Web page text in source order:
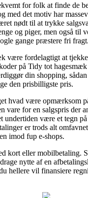
for folk at finde de
med det motiv har
nødt til at trykke
og piger, men også til
gange præstere fri fragt.
være fordelagtigt at
på Tidy tot
din shopping,
den prisbilligste pris.
hvad være opmærksom
vare for en salgspris der
undertiden være et tegn
er trods alt
imod fup e-shops.
kort eller mobilbetaling.
nytte af en
hellere vil finansiere